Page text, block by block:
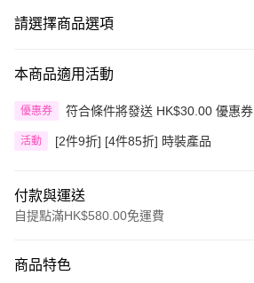
請選擇商品選項
本商品適用活動
優惠券 符合條件將發送 HK$30.00 優惠券
活動 [2件9折] [4件85折] 時裝產品
付款與運送
自提點滿HK$580.00免運費
信用卡
商品特色